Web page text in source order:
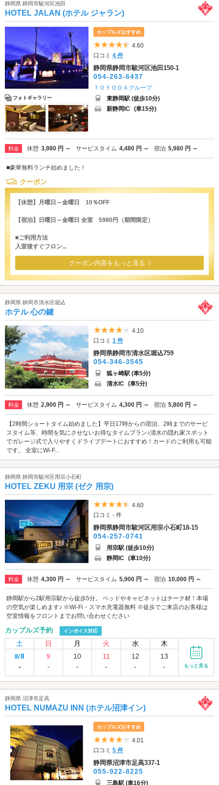
静岡県 静岡市駿河区池田
HOTEL JALAN (ホテル ジャラン)
フォトギャラリー
カップルズおすすめ
5つ星のうち4.5
4.60
口コミ4 件
静岡県静岡市駿河区池田150-1
054-263-6437
ＴＯＹＯＤＡグループ
東静岡駅 (徒歩10分)
新静岡IC (車15分)
料金 休憩 3,980 円 ～ サービスタイム 4,480 円 ～ 宿泊 5,980 円 ～
■豪華無料ランチ始めました！
クーポン
【休憩】月曜日～金曜日 10％OFF
【宿泊】日曜日～金曜日 全室 5980円（期間限定）
■ご利用方法
入室後すぐフロン...
クーポン内容をもっと見る
静岡県 静岡市清水区堀込
ホテル 心の鍵
5つ星のうち4
4.10
口コミ1 件
静岡県静岡市清水区堀込759
054-346-3545
狐ヶ崎駅 (車5分)
清水IC (車5分)
料金 休憩 2,900 円 ～ サービスタイム 4,300 円 ～ 宿泊 5,800 円 ～
【2時間ショートタイム始めました】平日17時からの宿泊、2時までのサービ
スタイム等、時間を気にさせないお得なタイムプラン♪清水の隠れ家スポット
でガレージ式で入りやすくドライブデートにおすすめ！カードのご利用も可能
です。 全室にWi-F...
静岡県 静岡市駿河区用宗小石町
HOTEL ZEKU 用宗 (ゼク 用宗)
5つ星のうち4.5
4.60
口コミ - 件
静岡県静岡市駿河区用宗小石町18-15
054-257-0741
用宗駅 (徒歩10分)
静岡IC (車10分)
料金 休憩 4,300 円 ～ サービスタイム 5,900 円 ～ 宿泊 10,000 円 ～
静岡駅から2駅用宗駅から徒歩5分。 ベッドやキャビネットはチーク材！本場
の空気が楽しめます♪ ※Wi-Fi・スマホ充電器無料 ※徒歩でご来店のお客様は
空室情報をフロントまでお問い合わせください
カップルズ予約 インボイス対応
土 日 月 火 水 木
8/8
-
9
-
10
-
11
-
12
-
13
-
もっと見る
静岡県 沼津市足高
HOTEL NUMAZU INN (ホテル沼津イン)
カップルズおすすめ
5つ星のうち4
4.01
口コミ5 件
静岡県沼津市足高337-1
055-922-8225
三島駅 (車16分)